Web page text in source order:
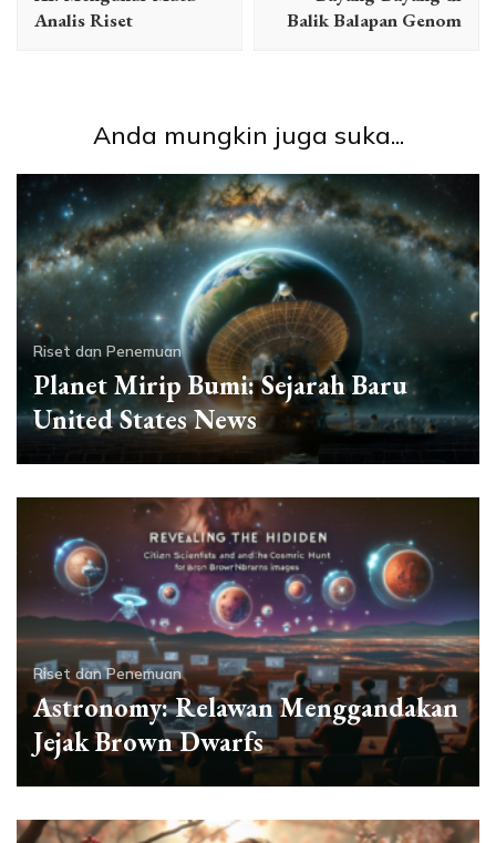
Analis Riset
Balik Balapan Genom
Anda mungkin juga suka...
Riset dan Penemuan
Planet Mirip Bumi: Sejarah Baru
United States News
Riset dan Penemuan
Astronomy: Relawan Menggandakan
Jejak Brown Dwarfs